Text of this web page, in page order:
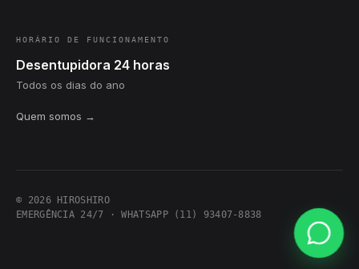
HORÁRIO DE FUNCIONAMENTO
Desentupidora 24 horas
Todos os dias do ano
Quem somos →
© 2026 HIROSHIRO
EMERGÊNCIA 24/7 · WHATSAPP (11) 93407-8838